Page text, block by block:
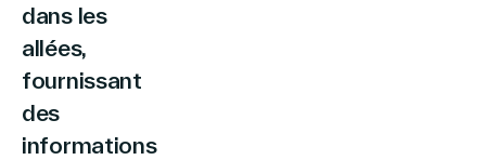
dans les
allées,
fournissant
des
informations